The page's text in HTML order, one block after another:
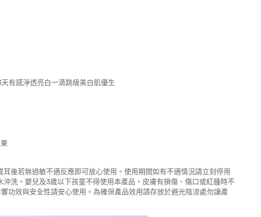
有感淨透亮白一滴跳級美白肌優生
後若無過敏不適反應即可放心使用。使用期間如有不適情況請立刻停用
洗。嬰兒及3歲以下孩童不得使用本產品。皮膚有損傷、傷口或紅腫時不
功效與安全性請安心使用。為確保產品效用請存放於避光陰涼處勿讓產